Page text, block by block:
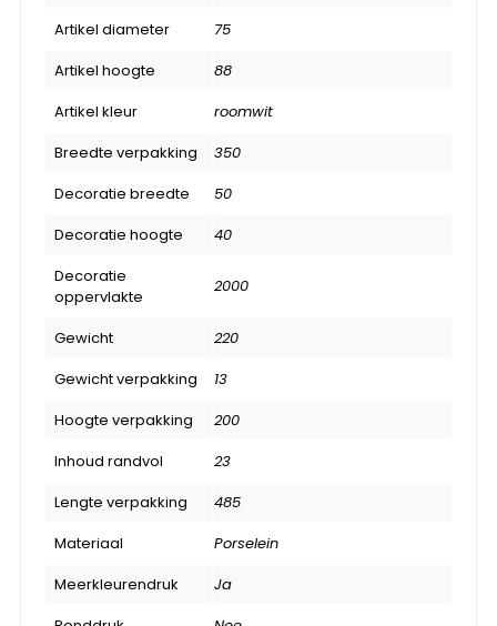
Artikel diameter
75
Artikel hoogte
88
Artikel kleur
roomwit
Breedte verpakking
350
Decoratie breedte
50
Decoratie hoogte
40
Decoratie
oppervlakte
2000
Gewicht
220
Gewicht verpakking
13
Hoogte verpakking
200
Inhoud randvol
23
Lengte verpakking
485
Materiaal
Porselein
Meerkleurendruk
Ja